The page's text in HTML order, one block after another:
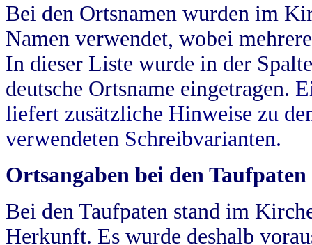
Bei den Ortsnamen wurden im
Namen verwendet, wobei
In dieser Liste wurde in der
deutsche Ortsname eingetragen.
liefert zusätzliche Hinweise zu
verwendeten Schreibvarianten.
Ortsangaben bei den Taufpaten
Bei den Taufpaten stand im
Herkunft. Es wurde deshalb